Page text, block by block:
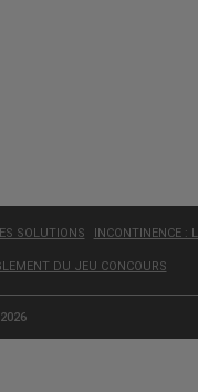
SOLUTIONS INCONTINENCE :
DU JEU CONCOURS